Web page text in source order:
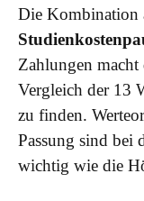
Die Kombination
Zahlungen
Vergleich der 13
zu finden.
Passung sind bei
wichtig wie die